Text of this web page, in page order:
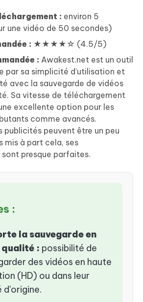
: environ 5
une vidéo de 50 secondes)
: ★★★★☆ (4.5/5)
: Awakest.net est un outil
par sa simplicité d’utilisation et
avec la sauvegarde de vidéos
Sa vitesse de téléchargement
excellente option pour les
comme avancés.
publicités peuvent être un peu
mis à part cela, ses
presque parfaites.
:
la sauvegarde en
qualité : possibilité de
des vidéos en haute
(HD) ou dans leur
d'origine.